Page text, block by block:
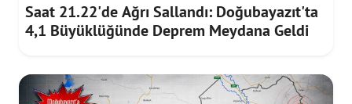
Saat 21.22'de Ağrı Sallandı: Doğubayazıt'ta
4,1 Büyüklüğünde Deprem Meydana Geldi